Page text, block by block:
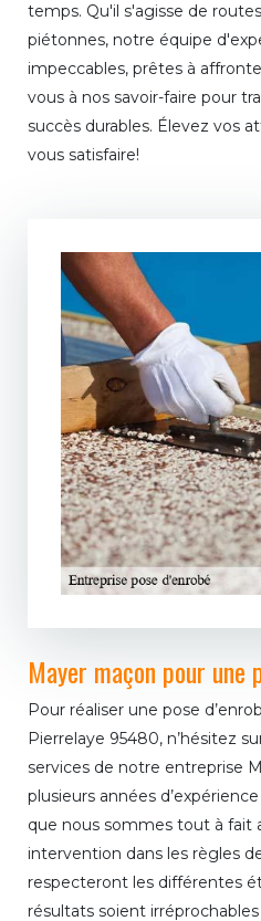
temps. Qu'il s'agisse de
piétonnes, notre équipe
impeccables, prêtes à
vous à nos savoir-faire pour
succès durables. Élevez vos
vous satisfaire!
Mayer maçon pour une
Pour réaliser une pose
Pierrelaye 95480, n’hésitez
services de notre entreprise
plusieurs années
que nous sommes tout à fait
intervention dans les règles
respecteront les différentes
résultats soient